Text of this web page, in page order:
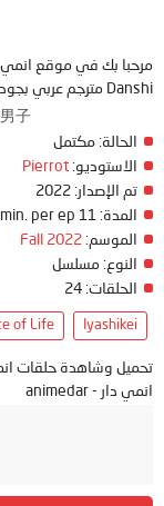
Danshi مترجم عربي بجودة عالية على سرفرات متعددة, مشاهدة ممتعة
子
الحالة: مكتمل
الاستوديو: Pierrot
تم الإصدار:
المدة:
الموسم: Fall 2022
النوع: مسلسل
الحلقات:
Iyashikei
of Life
انمي دار - animedar